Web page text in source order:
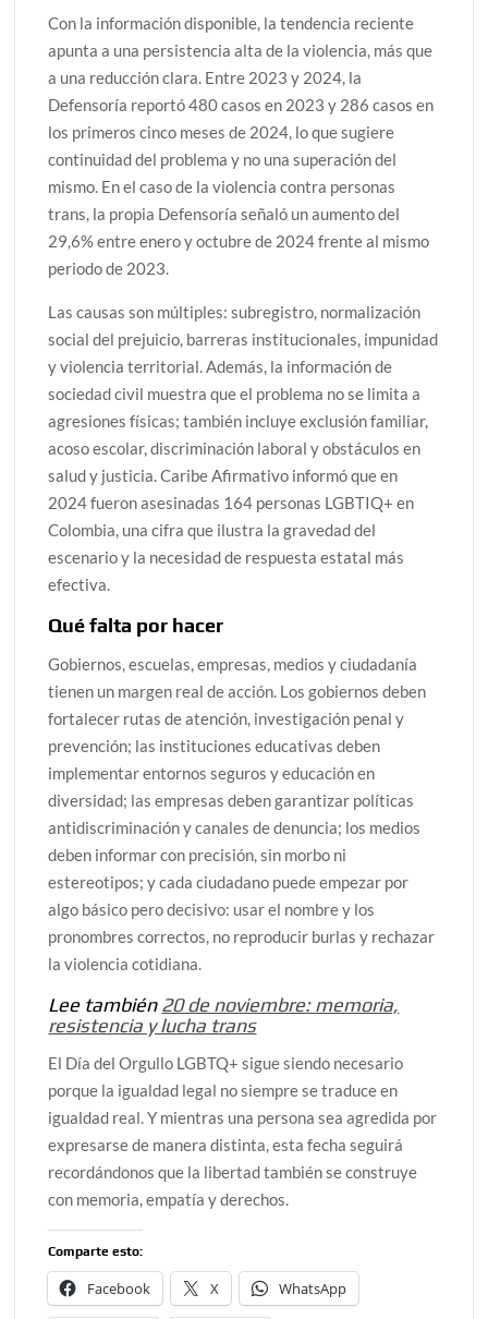
Con la información disponible, la tendencia reciente
apunta a una persistencia alta de la violencia, más que
a una reducción clara. Entre 2023 y 2024, la
Defensoría reportó 480 casos en 2023 y 286 casos en
los primeros cinco meses de 2024, lo que sugiere
continuidad del problema y no una superación del
mismo. En el caso de la violencia contra personas
trans, la propia Defensoría señaló un aumento del
29,6% entre enero y octubre de 2024 frente al mismo
periodo de 2023.
Las causas son múltiples: subregistro, normalización
social del prejuicio, barreras institucionales, impunidad
y violencia territorial. Además, la información de
sociedad civil muestra que el problema no se limita a
agresiones físicas; también incluye exclusión familiar,
acoso escolar, discriminación laboral y obstáculos en
salud y justicia. Caribe Afirmativo informó que en
2024 fueron asesinadas 164 personas LGBTIQ+ en
Colombia, una cifra que ilustra la gravedad del
escenario y la necesidad de respuesta estatal más
efectiva.
Qué falta por hacer
Gobiernos, escuelas, empresas, medios y ciudadanía
tienen un margen real de acción. Los gobiernos deben
fortalecer rutas de atención, investigación penal y
prevención; las instituciones educativas deben
implementar entornos seguros y educación en
diversidad; las empresas deben garantizar políticas
antidiscriminación y canales de denuncia; los medios
deben informar con precisión, sin morbo ni
estereotipos; y cada ciudadano puede empezar por
algo básico pero decisivo: usar el nombre y los
pronombres correctos, no reproducir burlas y rechazar
la violencia cotidiana.
Lee también20 de noviembre: memoria,
resistencia y lucha trans
El Día del Orgullo LGBTQ+ sigue siendo necesario
porque la igualdad legal no siempre se traduce en
igualdad real. Y mientras una persona sea agredida por
expresarse de manera distinta, esta fecha seguirá
recordándonos que la libertad también se construye
con memoria, empatía y derechos.
Comparte esto:
Facebook X WhatsApp